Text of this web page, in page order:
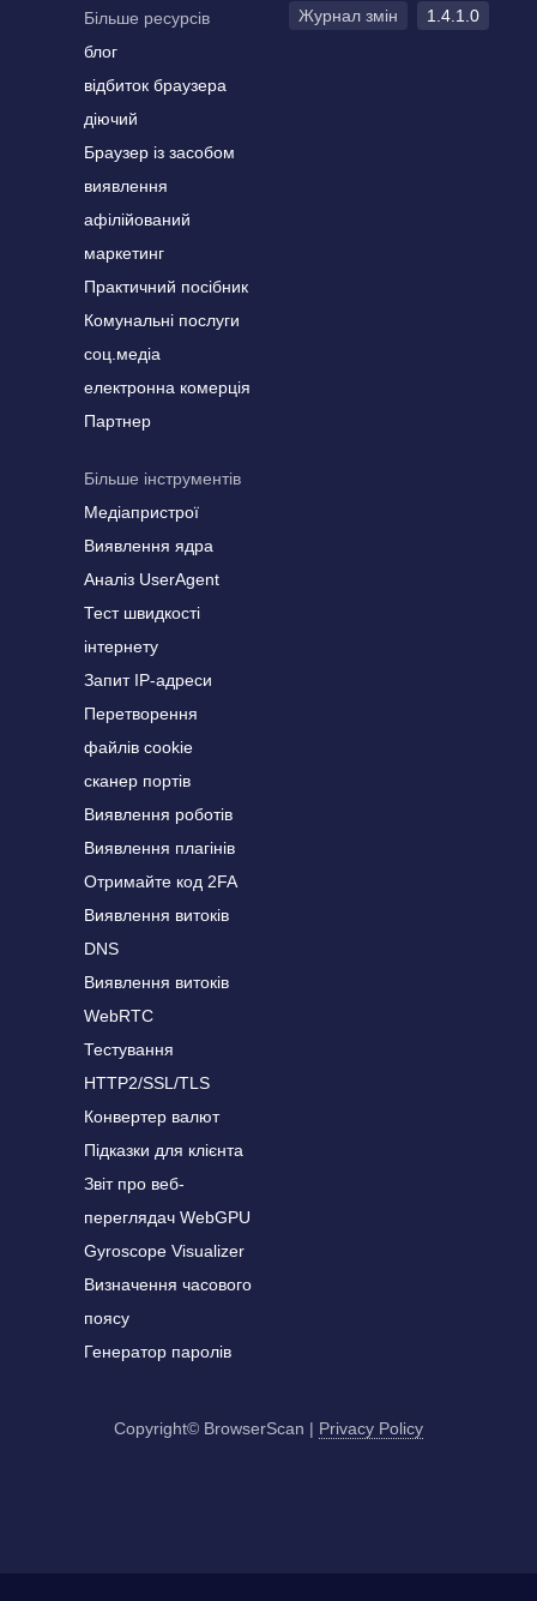
Більше ресурсів
блог
відбиток браузера
діючий
Браузер із засобом
виявлення
афілійований
маркетинг
Практичний посібник
Комунальні послуги
соц.медіа
електронна комерція
Партнер
Більше інструментів
Медіапристрої
Виявлення ядра
Аналіз UserAgent
Тест швидкості
інтернету
Запит IP-адреси
Перетворення
файлів cookie
сканер портів
Виявлення роботів
Виявлення плагінів
Отримайте код 2FA
Виявлення витоків
DNS
Виявлення витоків
WebRTC
Тестування
HTTP2/SSL/TLS
Конвертер валют
Підказки для клієнта
Звіт про веб-
переглядач WebGPU
Gyroscope Visualizer
Визначення часового
поясу
Генератор паролів
Журнал змін 1.4.1.0
Copyright© BrowserScan | Privacy Policy